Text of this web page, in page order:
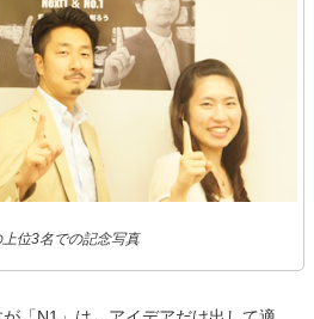
位3名での記念写真